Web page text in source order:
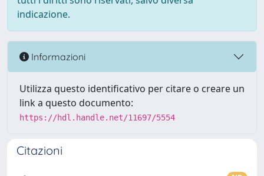
indicazione.
Informazioni
Utilizza questo identificativo per citare o creare un
link a questo documento:
https://hdl.handle.net/11697/5554
Citazioni